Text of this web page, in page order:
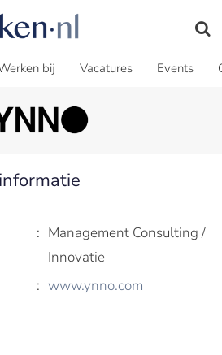
bij Vacatures Events
: Management Consulting /
Innovatie
: www.ynno.com